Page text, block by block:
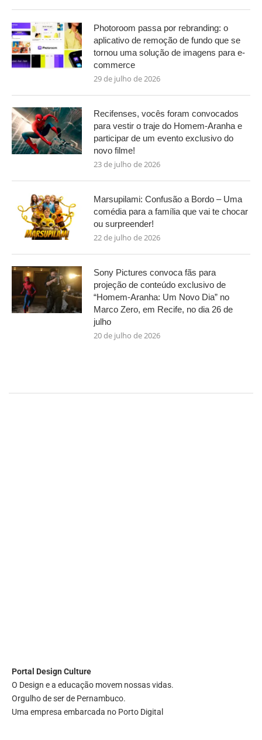
Photoroom passa por rebranding: o
aplicativo de remoção de fundo que se
tornou uma solução de imagens para e-
commerce
29 de julho de 2026
Recifenses, vocês foram convocados
para vestir o traje do Homem-Aranha e
participar de um evento exclusivo do
novo filme!
23 de julho de 2026
Marsupilami: Confusão a Bordo – Uma
comédia para a família que vai te chocar
ou surpreender!
22 de julho de 2026
Sony Pictures convoca fãs para
projeção de conteúdo exclusivo de
“Homem-Aranha: Um Novo Dia” no
Marco Zero, em Recife, no dia 26 de
julho
20 de julho de 2026
Portal Design Culture
O Design e a educação movem nossas vidas.
Orgulho de ser de Pernambuco.
Uma empresa embarcada no Porto Digital